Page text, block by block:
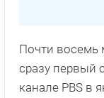
Почти восемь
сразу первый
канале PBS в